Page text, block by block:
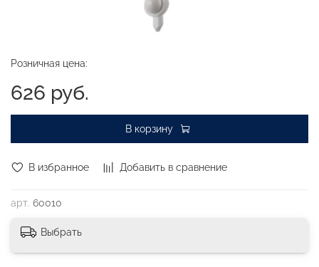
В избранное Добавить в сравнение
арт. 60010
Розничная цена:
626 руб.
В корзину
Выбрать